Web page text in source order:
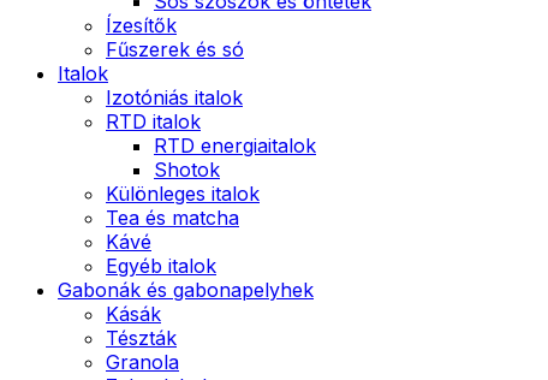
Ízesítők
Fűszerek és só
Italok
Izotóniás italok
RTD italok
RTD energiaitalok
Shotok
Különleges italok
Tea és matcha
Kávé
Egyéb italok
Gabonák és gabonapelyhek
Kásák
Tészták
Granola